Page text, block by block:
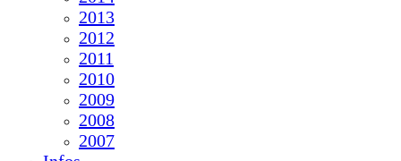
2013
2012
2011
2010
2009
2008
2007